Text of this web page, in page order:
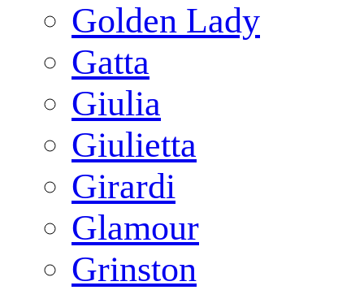
Golden Lady
Gatta
Giulia
Giulietta
Girardi
Glamour
Grinston